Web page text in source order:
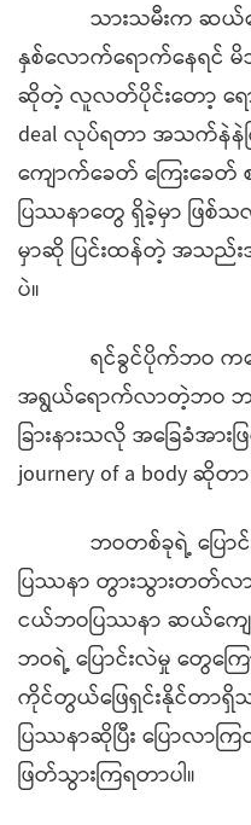
သားသမီးက ဆယ်ကျေ
နှစ်လောက်ရောက်နေရင် မိ
ဆိုတဲ့ လူလတ်ပိုင်းတော့ ရ
deal လုပ်ရတာ အသက်နဲ
ကျောက်ခေတ် ကြေးခေ
ပြဿနာတွေ ရှိခဲ့မှာ ဖြစ်သ
မှာဆို ပြင်းထန်တဲ့ အသည်
ပဲ။
ရင်ခွင်ပိုက်ဘဝ ကဘေ
အရွယ်ရောက်လာတဲ့ဘဝ ဘာပဲ
ခြားနားသလို အခြေခံအားဖြ
journery of a body ဆိုတ
ဘဝတစ်ခုရဲ့ ပြောင်
ပြဿနာ တွားသွားတတ်
ငယ်ဘဝပြဿနာ ဆယ်ကျေ
ဘဝရဲ့ ပြောင်းလဲမှု တွေကြ
ကိုင်တွယ်ဖြေရှင်းနိုင်တာရှိ
ပြဿနာဆိုပြီး ပြောလာက
ဖြတ်သွားကြရတာပါ။